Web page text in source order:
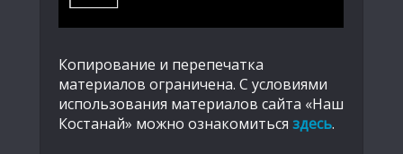
Копирование и перепечатка
материалов ограничена. С условиями
использования материалов сайта «Наш
Костанай» можно ознакомиться здесь.